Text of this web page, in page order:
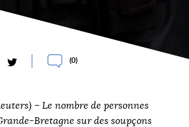
(0)
– Le nombre de personnes
Bretagne sur des soupçons